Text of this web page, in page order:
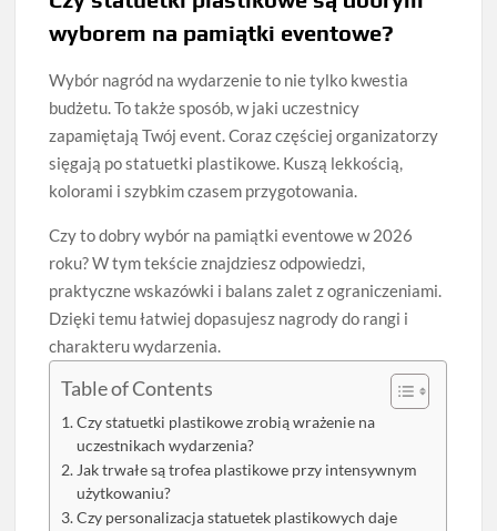
wyborem na pamiątki eventowe?
Wybór nagród na wydarzenie to nie tylko kwestia
budżetu. To także sposób, w jaki uczestnicy
zapamiętają Twój event. Coraz częściej organizatorzy
sięgają po statuetki plastikowe. Kuszą lekkością,
kolorami i szybkim czasem przygotowania.
Czy to dobry wybór na pamiątki eventowe w 2026
roku? W tym tekście znajdziesz odpowiedzi,
praktyczne wskazówki i balans zalet z ograniczeniami.
Dzięki temu łatwiej dopasujesz nagrody do rangi i
charakteru wydarzenia.
Table of Contents
Czy statuetki plastikowe zrobią wrażenie na
uczestnikach wydarzenia?
Jak trwałe są trofea plastikowe przy intensywnym
użytkowaniu?
Czy personalizacja statuetek plastikowych daje